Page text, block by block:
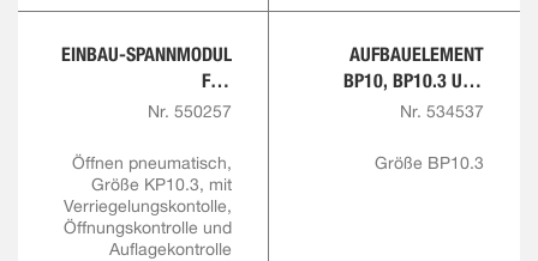
EINBAU-SPANNMODUL
FÜR
AUTOMATISIERUNGSLÖ
Nr. 550257
Öffnen pneumatisch,
Größe KP10.3, mit
Verriegelungskontolle,
Öffnungskontrolle und
Auflagekontrolle
AUFBAUELEMENT
BP10, BP10.3 UND
BP20, PNEUMATISCH
Nr. 534537
Größe BP10.3